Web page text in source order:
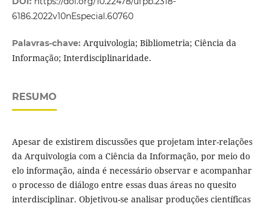
6186.2022v10nEspecial.60760
Palavras-chave: Arquivologia; Bibliometria; Ciência da
Informação; Interdisciplinaridade.
RESUMO
Apesar de existirem discussões que projetam inter-relações
da Arquivologia com a Ciência da Informação, por meio do
elo informação, ainda é necessário observar e acompanhar
o processo de diálogo entre essas duas áreas no quesito
interdisciplinar. Objetivou-se analisar produções científicas